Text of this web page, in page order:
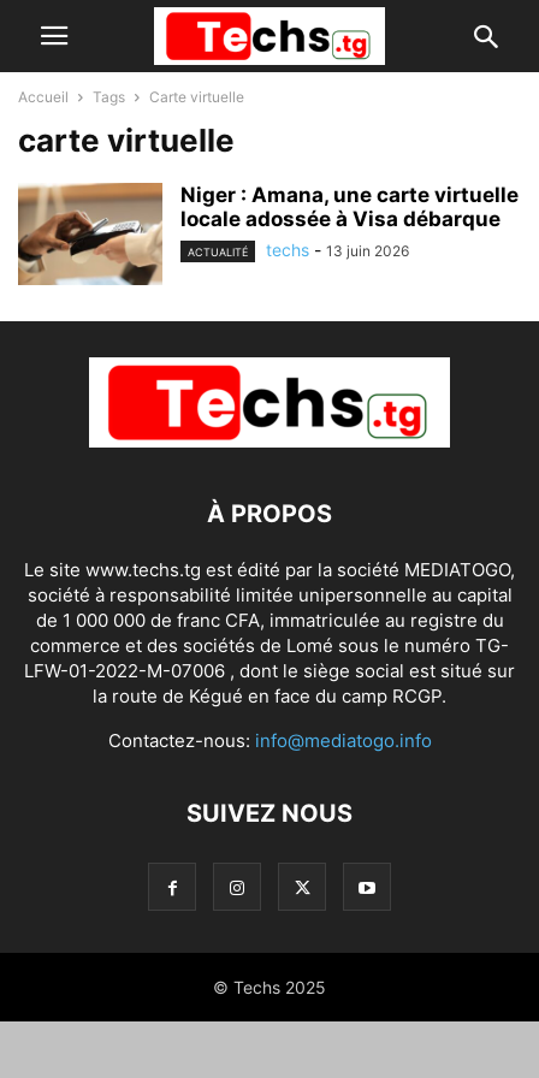
Accueil Tags Carte virtuelle
carte virtuelle
Niger : Amana, une carte virtuelle
locale adossée à Visa débarque
ACTUALITÉ techs - 13 juin 2026
À PROPOS
Le site www.techs.tg est édité par la société MEDIATOGO,
société à responsabilité limitée unipersonnelle au capital
de 1 000 000 de franc CFA, immatriculée au registre du
commerce et des sociétés de Lomé sous le numéro TG-
LFW-01-2022-M-07006 , dont le siège social est situé sur
la route de Kégué en face du camp RCGP.
Contactez-nous: info@mediatogo.info
SUIVEZ NOUS
© Techs 2025